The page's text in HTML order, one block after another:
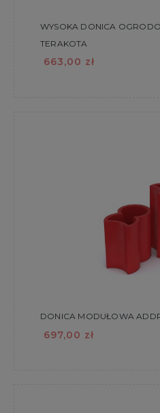
WYSOKA DONICA
TERAKOTA
663,00 zł
DONICA MODUŁOWA
697,00 zł